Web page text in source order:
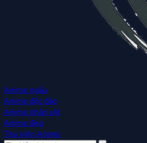
Anime ngầu
Anime độc đáo
Anime nhân vật
Anime đẹp
Thư viện Anime